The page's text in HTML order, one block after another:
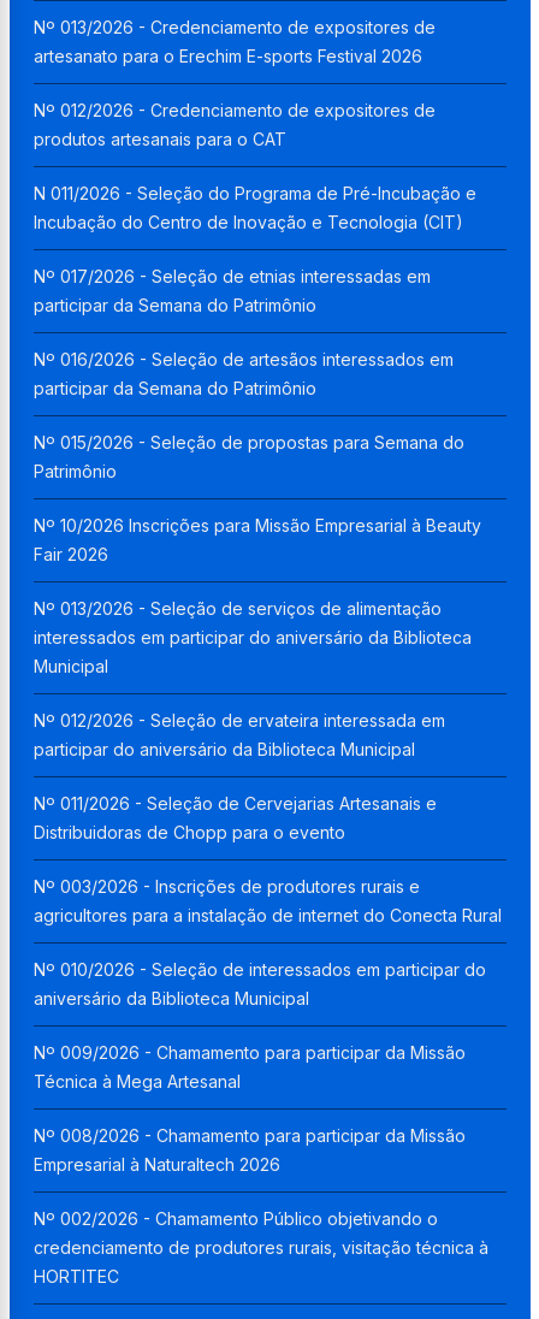
Nº 013/2026 - Credenciamento de expositores de
artesanato para o Erechim E-sports Festival 2026
Nº 012/2026 - Credenciamento de expositores de
produtos artesanais para o CAT
N 011/2026 - Seleção do Programa de Pré-Incubação e
Incubação do Centro de Inovação e Tecnologia (CIT)
Nº 017/2026 - Seleção de etnias interessadas em
participar da Semana do Patrimônio
Nº 016/2026 - Seleção de artesãos interessados em
participar da Semana do Patrimônio
Nº 015/2026 - Seleção de propostas para Semana do
Patrimônio
Nº 10/2026 Inscrições para Missão Empresarial à Beauty
Fair 2026
Nº 013/2026 - Seleção de serviços de alimentação
interessados em participar do aniversário da Biblioteca
Municipal
Nº 012/2026 - Seleção de ervateira interessada em
participar do aniversário da Biblioteca Municipal
Nº 011/2026 - Seleção de Cervejarias Artesanais e
Distribuidoras de Chopp para o evento
Nº 003/2026 - Inscrições de produtores rurais e
agricultores para a instalação de internet do Conecta Rural
Nº 010/2026 - Seleção de interessados em participar do
aniversário da Biblioteca Municipal
Nº 009/2026 - Chamamento para participar da Missão
Técnica à Mega Artesanal
Nº 008/2026 - Chamamento para participar da Missão
Empresarial à Naturaltech 2026
Nº 002/2026 - Chamamento Público objetivando o
credenciamento de produtores rurais, visitação técnica à
HORTITEC